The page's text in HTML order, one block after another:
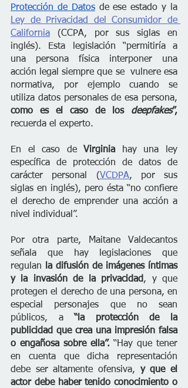
Protección de Datos
Ley de Privacidad del Consumidor de
California (CCPA, por sus siglas en
inglés). Esta legislación “permitiría a
una persona física interponer una
acción legal siempre que se  vulnere esa
normativa, por ejemplo cuando se
utiliza datos personales de esa persona,
como es el caso de los deepfakes”,
recuerda el experto.
En el caso de Virginia
hay una ley
específica de protección de datos de
carácter personal (VCDPA, por sus
siglas en inglés), pero ésta “no confiere
el derecho de emprender una acción a
nivel individual”.
Por otra parte, Maitane Valdecantos
señala que hay legislaciones que
regulan la difusión de imágenes íntimas
y la invasión de la privacidad, y que
protegen el derecho de una persona, en
especial personajes que no sean
públicos, a “la protección de la
publicidad que crea una impresión falsa
o engañosa sobre ella”. “Hay que tener
en cuenta que dicha representación
debe ser altamente ofensiva, y que el
actor debe haber tenido conocimiento o